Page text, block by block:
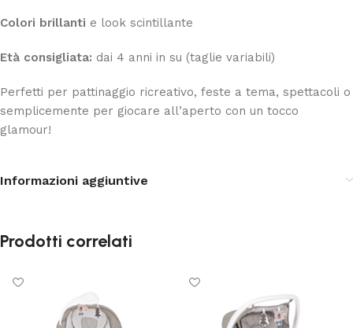
Colori brillanti e look scintillante
Età consigliata: dai 4 anni in su (taglie variabili)
Perfetti per pattinaggio ricreativo, feste a tema, spettacoli o
semplicemente per giocare all’aperto con un tocco
glamour!
Informazioni aggiuntive
Prodotti correlati